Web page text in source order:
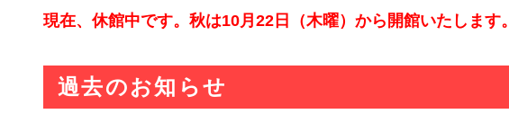
現在、休館中です。秋は10月22日（木曜）から開館いたします。
過去のお知らせ